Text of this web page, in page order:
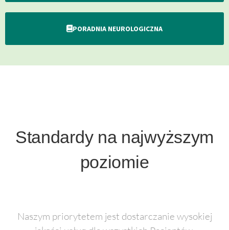
PORADNIA NEUROLOGICZNA
Standardy na najwyższym
poziomie
Naszym priorytetem jest dostarczanie wysokiej